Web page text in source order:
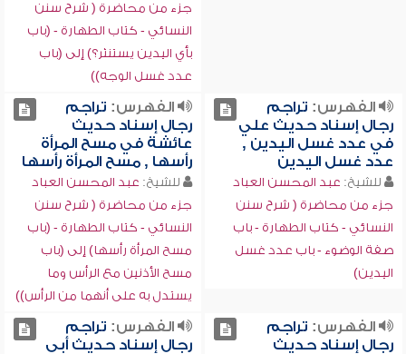
جزء من محاضرة ( شرح سنن
النسائي - كتاب الطهارة - (باب
بأي اليدين يستنثر؟) إلى (باب
عدد غسل الوجه))
الفهرس: تراجم
رجال إسناد حديث علي
في عدد غسل اليدين ,
عدد غسل اليدين
للشيخ: عبد المحسن العباد
جزء من محاضرة ( شرح سنن
النسائي - كتاب الطهارة - باب
صفة الوضوء - باب عدد غسل
اليدين)
الفهرس: تراجم
رجال إسناد حديث
عائشة في مسح المرأة
رأسها , مسح المرأة رأسها
للشيخ: عبد المحسن العباد
جزء من محاضرة ( شرح سنن
النسائي - كتاب الطهارة - (باب
مسح المرأة رأسها) إلى (باب
مسح الأذنين مع الرأس وما
يستدل به على أنهما من الرأس))
الفهرس: تراجم
رجال إسناد حديث
الفهرس: تراجم
رجال إسناد حديث أبي